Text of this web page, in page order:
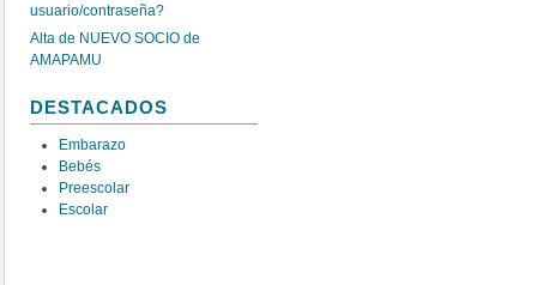
usuario/contraseña?
Alta de NUEVO SOCIO de
AMAPAMU
DESTACADOS
Embarazo
Bebés
Preescolar
Escolar